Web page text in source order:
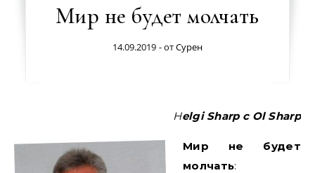
Мир не будет молчать
14.09.2019 - отСурен
Helgi Sharp сOl Sharp
Мир не будет
молчать: